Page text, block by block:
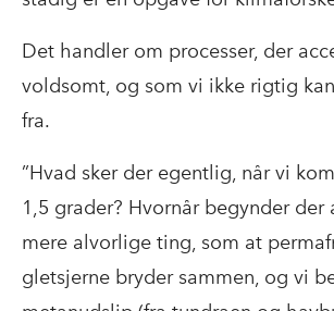
Det handler om processer, der
voldsomt, og som vi ikke rigtig
fra.
”Hvad sker der egentlig, når vi
1,5 grader? Hvornår begynder der
mere alvorlige ting, som at
gletsjerne bryder sammen, og vi